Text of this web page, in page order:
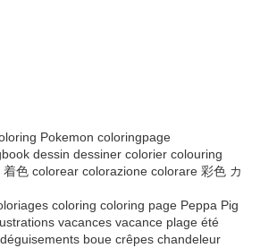
Pokemon coloringpage
dessin dessiner colorier colouring
色 colorear colorazione colorare 彩色 カ
coloring coloring page Peppa Pig
vacances vacance plage été
boue crêpes chandeleur